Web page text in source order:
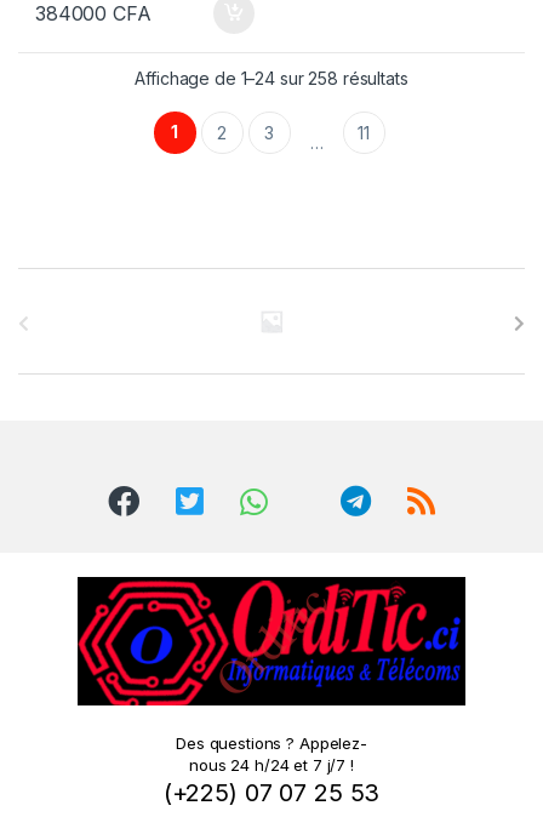
384000CFA
Affichage de 1–24 sur 258 résultats
1 2 3 … 11
Des questions ? Appelez-
nous 24 h/24 et 7 j/7 !
(+225) 07 07 25 53